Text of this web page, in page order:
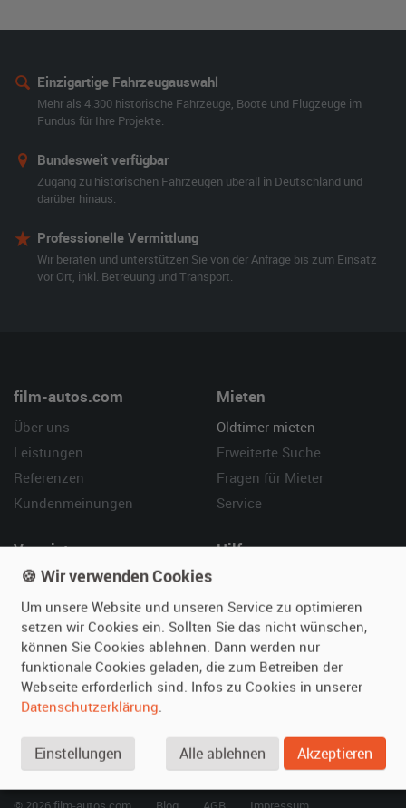
Einzigartige Fahrzeugauswahl
Mehr als 4.300 historische Fahrzeuge, Boote und Flugzeuge im
Fundus für Ihre Projekte.
Bundesweit verfügbar
Zugang zu historischen Fahrzeugen überall in Deutschland und
darüber hinaus.
Professionelle Vermittlung
Wir beraten und unterstützen Sie von der Anfrage bis zum Einsatz
vor Ort, inkl. Betreuung und Transport.
film-autos.com
Über uns
Leistungen
Referenzen
Kundenmeinungen
Mieten
Oldtimer mieten
Erweiterte Suche
Fragen für Mieter
Service
Vermieten
Oldtimer anmelden
Fotos senden
Fragen für Vermieter
Inserat verwalten
Hilfe
So funktioniert's
Kontakt
SPECIAL
unsere Top 10 ...
🍪 Wir verwenden Cookies
Um unsere Website und unseren Service zu optimieren
setzen wir Cookies ein. Sollten Sie das nicht wünschen,
können Sie Cookies ablehnen. Dann werden nur
funktionale Cookies geladen, die zum Betreiben der
Webseite erforderlich sind. Infos zu Cookies in unserer
Datenschutzerklärung.
Einstellungen Alle ablehnen Akzeptieren